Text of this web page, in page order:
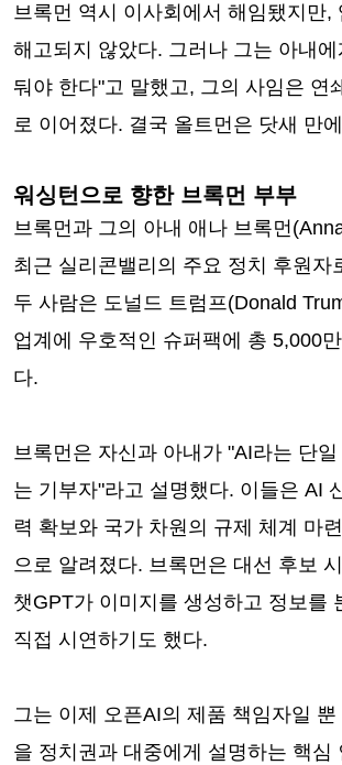
브록먼 역시 이사회에서 해임됐지만,
해고되지 않았다. 그러나 그는 아내
둬야 한다"고 말했고, 그의 사임은 연
로 이어졌다. 결국 올트먼은 닷새 만
워싱턴으로 향한 브록먼 부부
브록먼과 그의 아내 애나 브록먼
최근 실리콘밸리의 주요 정치 후원자
두 사람은 도널드 트럼프(Donald
업계에 우호적인 슈퍼팩에 총 5,000
다.
브록먼은 자신과 아내가 "AI라는 단
는 기부자"라고 설명했다. 이들은 AI
력 확보와 국가 차원의 규제 체계 마
으로 알려졌다. 브록먼은 대선 후보
챗GPT가 이미지를 생성하고 정보를
직접 시연하기도 했다.
그는 이제 오픈AI의 제품 책임자일 뿐
을 정치권과 대중에게 설명하는 핵심